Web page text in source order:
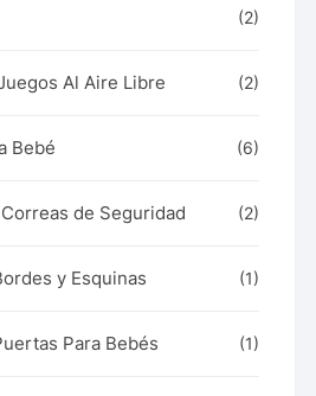
(2)
Al Aire Libre (2)
Bebé (6)
de Seguridad (2)
y Esquinas (1)
Para Bebés (1)